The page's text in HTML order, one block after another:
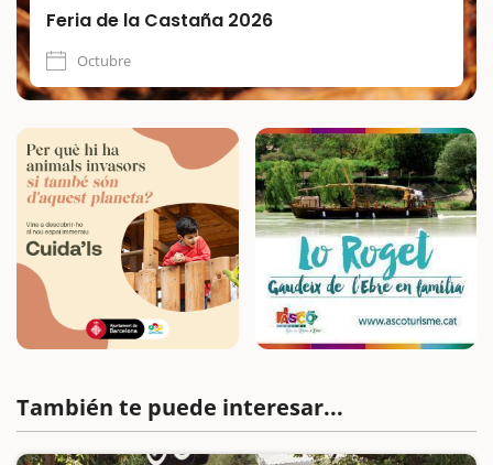
Feria de la Castaña 2026
Octubre
También te puede interesar...